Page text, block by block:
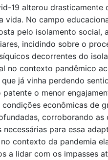
19 alterou drasticamente
vida. No campo
pelo isolamento social,
incidindo sobre o
decorrentes do
no contexto pandêmico
já vinha perdendo
patente o menor
condições econômicas de
corroborando as
para essa
contexto da pandemia
a lidar com os impasses